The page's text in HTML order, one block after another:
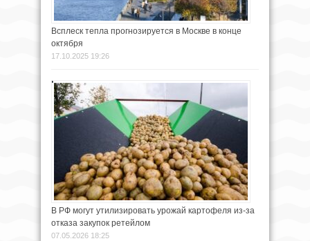
Всплеск тепла прогнозируется в Москве в конце
октября
17.10.2025 19:26
В РФ могут утилизировать урожай картофеля из-за
отказа закупок ретейлом
07.05.2026 18:25